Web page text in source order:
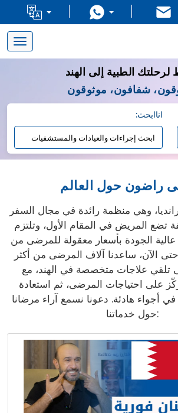
Toggle
navigation
الطبية إلى الهند
شفافون، موثوقون
:اناابحث
راضون حول العالم
وهي منظمة رائدة في مجال السفر
تضع المريض في المقام الأول، وتلتزم
عالية الجودة بأسعار معقولة للمرضى من
الآن، ساعدنا آلاف المرضى من أكثر
على تلقي علاجات متخصصة في الهند، مع
على احتياجات المرضى، ثم استعادة
أجواء هادئة. دعونا نسمع آراء مرضانا
حول خدماتنا: